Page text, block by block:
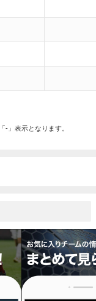
-」表示となります。